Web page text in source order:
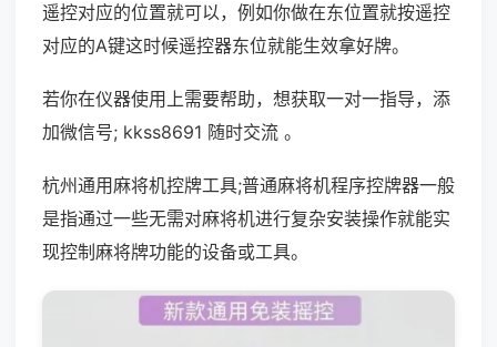
遥控对应的位置就可以，例如你做在东位置就按遥控
对应的A键这时候遥控器东位就能生效拿好牌。
若你在仪器使用上需要帮助，想获取一对一指导，添
加微信号; kkss8691 随时交流 。
杭州通用麻将机控牌工具;普通麻将机程序控牌器一般
是指通过一些无需对麻将机进行复杂安装操作就能实
现控制麻将牌功能的设备或工具。